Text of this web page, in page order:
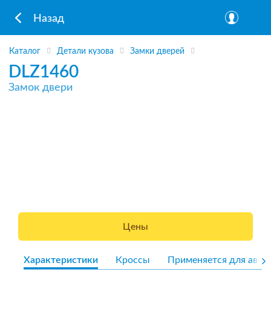
Назад
Каталог Детали кузова Замки дверей
DLZ1460
Замок двери
Цены
Характеристики Кроссы Применяется для авто